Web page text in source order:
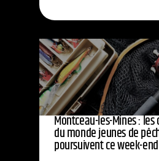
Montceau-les-Mines :
du monde jeunes de
poursuivent ce week-end